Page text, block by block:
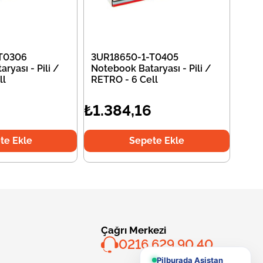
- Pili /
Ekle
3UR18650-1-T0405
Notebook Bataryası - Pili /
RETRO - 6 Cell
₺1.384,16
Sepete Ekle
Çağrı Merkezi
0216 629 90 40
Pilburada Asistan